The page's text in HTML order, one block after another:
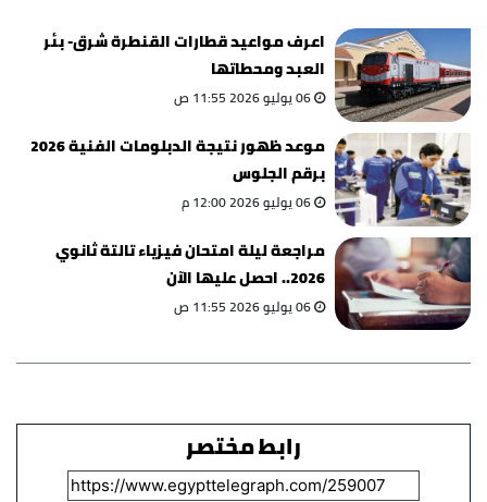
اعرف مواعيد قطارات القنطرة شرق- بئر
العبد ومحطاتها
06 يوليو 2026 11:55 ص
موعد ظهور نتيجة الدبلومات الفنية 2026
برقم الجلوس
06 يوليو 2026 12:00 م
مراجعة ليلة امتحان فيزياء تالتة ثانوي
2026.. احصل عليها الآن
06 يوليو 2026 11:55 ص
رابط مختصر